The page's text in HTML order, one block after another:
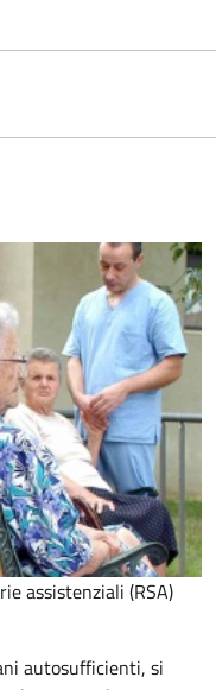
assistenziali (RSA)
autosufficienti, si